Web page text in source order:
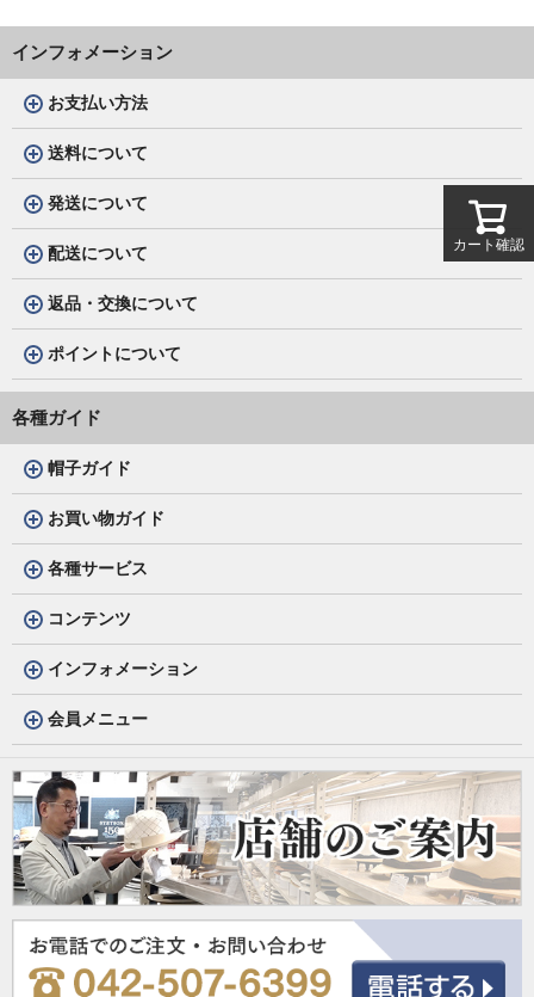
インフォメーション
お支払い方法
送料について
発送について
配送について
返品・交換について
ポイントについて
各種ガイド
帽子ガイド
お買い物ガイド
各種サービス
コンテンツ
インフォメーション
会員メニュー
カート確認